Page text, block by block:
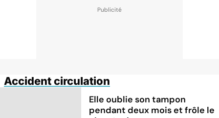
Accident circulation
Elle oublie son tampon
pendant deux mois et frôle le